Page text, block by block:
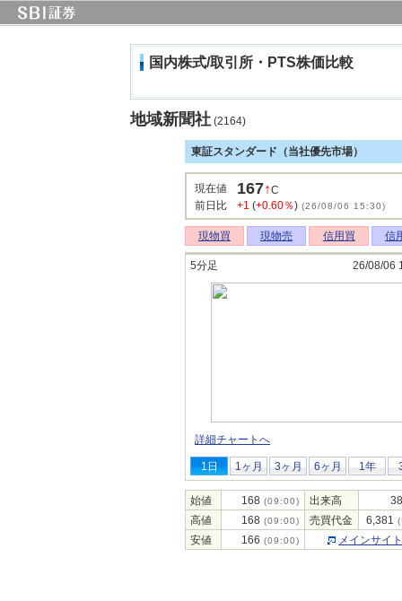
国内株式/取引所・PTS株価比較
地域新聞社 (2164)
東証スタンダード（当社優先市場）
現在値 167↑C
前日比
+1 (+0.60％) (26/08/06 15:30)
現物買 現物売 信用買 信
5分足 26/08/06
詳細チャートへ
1日 1ヶ月 3ヶ月 6ヶ月 1年
始値 168 (09:00) 出来高
高値
168 (09:00) 売買代金 6,381
安値 166 (09:00) メインサイ